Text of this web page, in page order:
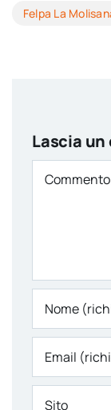
Felpa La
Lascia
Comment